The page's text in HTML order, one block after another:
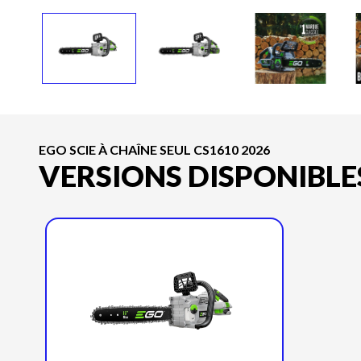
EGO SCIE À CHAÎNE SEUL CS1610 2026
VERSIONS